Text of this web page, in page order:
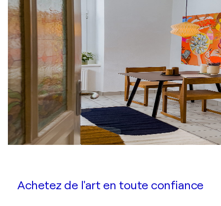
Achetez de l'art en toute confiance